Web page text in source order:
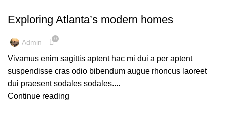
Exploring Atlanta’s modern homes
Admin 0
Vivamus enim sagittis aptent hac mi dui a per aptent
suspendisse cras odio bibendum augue rhoncus laoreet
dui praesent sodales sodales....
Continue reading